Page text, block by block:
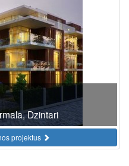
Dzintari
projektus